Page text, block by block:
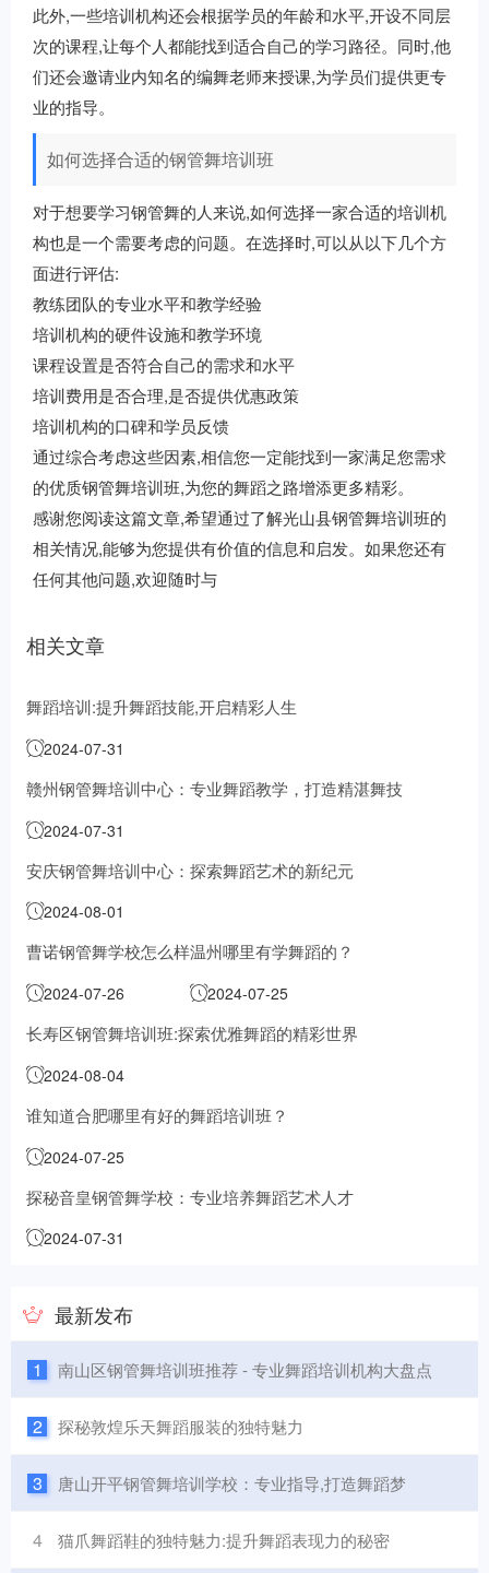
此外,一些培训机构还会根据学员的年龄和水平,开设不同层
次的课程,让每个人都能找到适合自己的学习路径。同时,他
们还会邀请业内知名的编舞老师来授课,为学员们提供更专
业的指导。
如何选择合适的钢管舞培训班
对于想要学习钢管舞的人来说,如何选择一家合适的培训机
构也是一个需要考虑的问题。在选择时,可以从以下几个方
面进行评估:
教练团队的专业水平和教学经验
培训机构的硬件设施和教学环境
课程设置是否符合自己的需求和水平
培训费用是否合理,是否提供优惠政策
培训机构的口碑和学员反馈
通过综合考虑这些因素,相信您一定能找到一家满足您需求
的优质钢管舞培训班,为您的舞蹈之路增添更多精彩。
感谢您阅读这篇文章,希望通过了解光山县钢管舞培训班的
相关情况,能够为您提供有价值的信息和启发。如果您还有
任何其他问题,欢迎随时与
相关文章
舞蹈培训:提升舞蹈技能,开启精彩人生
2024-07-31
赣州钢管舞培训中心：专业舞蹈教学，打造精湛舞技
2024-07-31
安庆钢管舞培训中心：探索舞蹈艺术的新纪元
2024-08-01
曹诺钢管舞学校怎么样
2024-07-26
温州哪里有学舞蹈的？
2024-07-25
长寿区钢管舞培训班:探索优雅舞蹈的精彩世界
2024-08-04
谁知道合肥哪里有好的舞蹈培训班？
2024-07-25
探秘音皇钢管舞学校：专业培养舞蹈艺术人才
2024-07-31
最新发布
1 南山区钢管舞培训班推荐 - 专业舞蹈培训机构大盘点
2 探秘敦煌乐天舞蹈服装的独特魅力
3 唐山开平钢管舞培训学校：专业指导,打造舞蹈梦
4 猫爪舞蹈鞋的独特魅力:提升舞蹈表现力的秘密